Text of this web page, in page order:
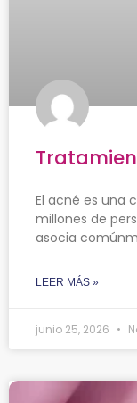
El acné es una
millones de
asocia
LEER MÁS »
junio 25, 2026